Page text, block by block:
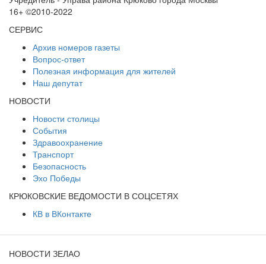
16+ ©2010-2022
СЕРВИС
Архив номеров газеты
Вопрос-ответ
Полезная информация для жителей
Наш депутат
НОВОСТИ
Новости столицы
События
Здравоохранение
Транспорт
Безопасность
Эхо Победы
КРЮКОВСКИЕ ВЕДОМОСТИ В СОЦСЕТЯХ
КВ в ВКонтакте
НОВОСТИ ЗЕЛАО